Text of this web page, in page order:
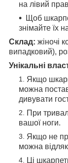
на лівий
Щоб
знімайте їх
Склад: жіночі
випадковий),
Унікальні
Якщо
можна
дивувати
При
вашої ноги.
Якщо не
можна
Ці